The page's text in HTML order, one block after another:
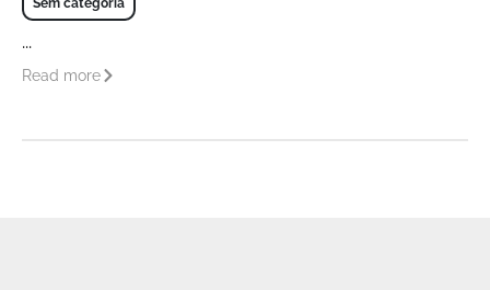
Sem categoria
...
Read more